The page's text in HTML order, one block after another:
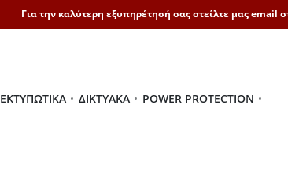
Για την καλύτερη εξυπηρέτησή σας στείλτε μας email
ΕΚΤΥΠΩΤΙΚΆ ΔΙΚΤΥΑΚΆ POWER PROTECTION